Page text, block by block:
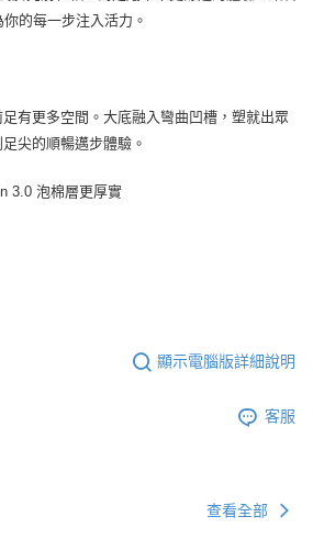
的每一步注入活力。
有更多空間。大底融入彎曲凹槽，塑就出眾
尖的順暢邁步體驗。
3.0 泡棉層更厚實
顯示電腦版詳細說明
客服
查看全部